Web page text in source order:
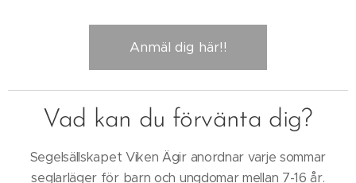
Anmäl dig här!!
Vad kan du förvänta dig?
Segelsällskapet Viken Ägir anordnar varje sommar
seglarläger för barn och ungdomar mellan 7-16 år.